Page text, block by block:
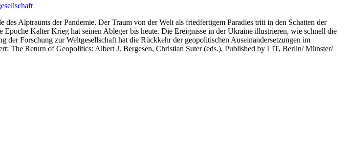
Alptraums der Pandemie. Der Traum von der Welt als friedfertigem Paradies tritt in den Schatten der
Kalter Krieg hat seinen Ableger bis heute. Die Ereignisse in der Ukraine illustrieren, wie schnell die
Forschung zur Weltgesellschaft hat die Rückkehr der geopolitischen Auseinandersetzungen im
The Return of Geopolitics: Albert J. Bergesen, Christian Suter (eds.), Published by LIT, Berlin/ Münster/